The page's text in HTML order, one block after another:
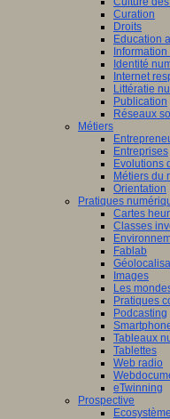
Curation
Droits
Education
Identité
Internet
Littératie
Publication
Réseaux
Métiers
Entreprises
Evolutions
Métiers du
Orientation
Pratiques
Cartes
Classes
Fablab
Images
Les
Pratiques
Podcasting
Tableaux
Tablettes
Web radio
eTwinning
Prospective